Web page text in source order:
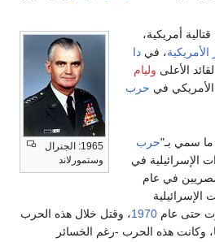
1965: الجنرال
وستمورلاند
أمريكية،
الأمريكية، فيدا
الأعلى وليام
الأمريكي في حرب
ما سمي بـ"حرب
الإسرائيلية في
في عام
الإسرائيلية
حتى عام 1970، وقتل خلال هذه الحرب
وكانت هذه الحرب -رغم الخسائر